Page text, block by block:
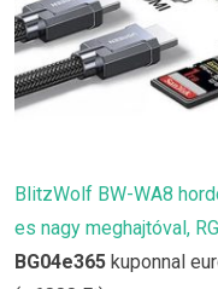
BlitzWolf BW-WA8
es nagy meghajtóval,
BG04e365 kuponnal